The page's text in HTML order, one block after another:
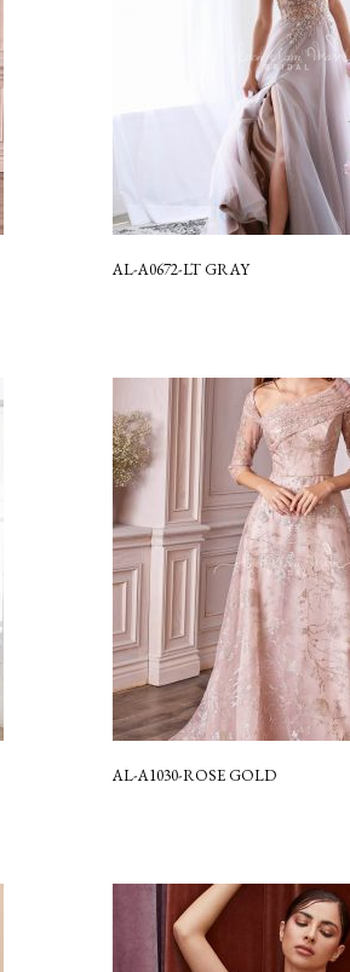
AL-A0672-LT GRAY
AL-A1030-ROSE GOLD